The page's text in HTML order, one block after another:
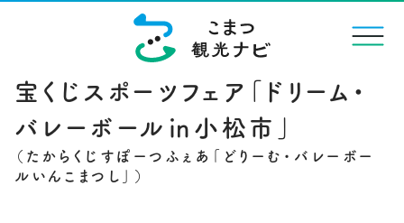
menu
宝くじスポーツフェア「ドリーム・
バレーボール㏌小松市」